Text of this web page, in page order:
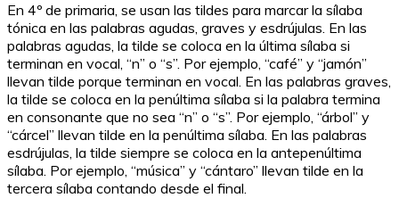
En 4º de primaria, se usan las tildes para marcar la sílaba
tónica en las palabras agudas, graves y esdrújulas. En las
palabras agudas, la tilde se coloca en la última sílaba si
terminan en vocal, “n” o “s”. Por ejemplo, “café” y “jamón”
llevan tilde porque terminan en vocal. En las palabras graves,
la tilde se coloca en la penúltima sílaba si la palabra termina
en consonante que no sea “n” o “s”. Por ejemplo, “árbol” y
“cárcel” llevan tilde en la penúltima sílaba. En las palabras
esdrújulas, la tilde siempre se coloca en la antepenúltima
sílaba. Por ejemplo, “música” y “cántaro” llevan tilde en la
tercera sílaba contando desde el final.